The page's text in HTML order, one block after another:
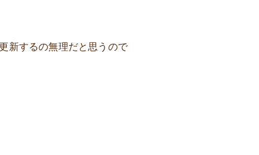
新するの無理だと思うので